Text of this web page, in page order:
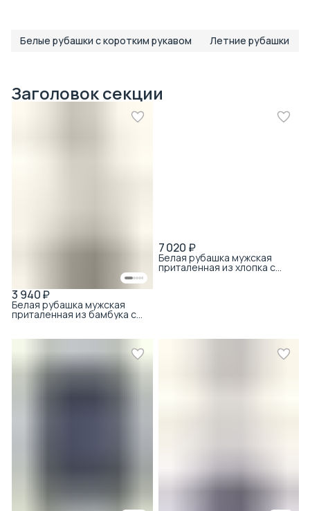
Белые рубашки с коротким рукавом Летние рубашки
Заголовок секции
3 940 ₽
Белая рубашка мужская
приталенная из бамбука с
хлопком с принтом с
7 020 ₽
Белая рубашка мужская
приталенная из хлопка с